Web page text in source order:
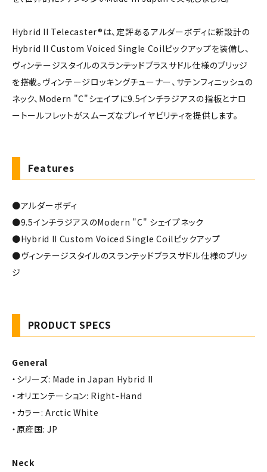
Hybrid II Telecaster®は、定評あるアルダーボディに新設計の
Hybrid II Custom Voiced Single Coilピックアップを装備し、
ヴィンテージスタイルのスランテッドブラスサドル仕様のブリッジ
を搭載。ヴィンテージロッキングチューナー、サテンフィニッシュの
ネック、Modern "C"シェイプに9.5インチラジアスの指板とナロ
ートールフレットがスムーズなプレイヤビリティを提供します。
Features
●アルダーボディ
●9.5インチラジアスのModern "C" シェイプネック
●Hybrid II Custom Voiced Single Coilピックアップ
●ヴィンテージスタイルのスランテッドブラスサドル仕様のブリッ
ジ
PRODUCT SPECS
General
・シリーズ: Made in Japan Hybrid II
・オリエンテーション: Right-Hand
・カラー: Arctic White
・原産国: JP
Neck